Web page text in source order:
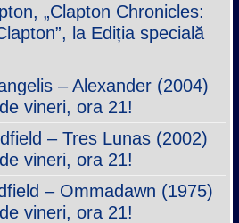
„Clapton Chronicles:
la Ediția specială
– Alexander (2004)
vineri, ora 21!
– Tres Lunas (2002)
vineri, ora 21!
– Ommadawn (1975)
vineri, ora 21!